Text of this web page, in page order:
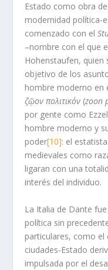
Estado como obra
modernidad política-
comenzado con el
–nombre con el que
Hohenstaufen,
objetivo de los
hombre moderno en
ζῷον πολιτικόν (zoon
por gente como
hombre moderno y
poder[10]: el
medievales como
ligaran con una
interés del individuo.
La Italia de Dante
política sin
particulares, como
ciudades-Estado
impulsada por el